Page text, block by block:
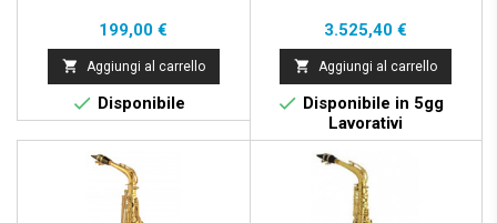
Prezzo
199,00 €
 Aggiungi al carrello
 Disponibile
Prezzo
3.525,40 €
 Aggiungi al carrello
 Disponibile in 5gg
Lavorativi